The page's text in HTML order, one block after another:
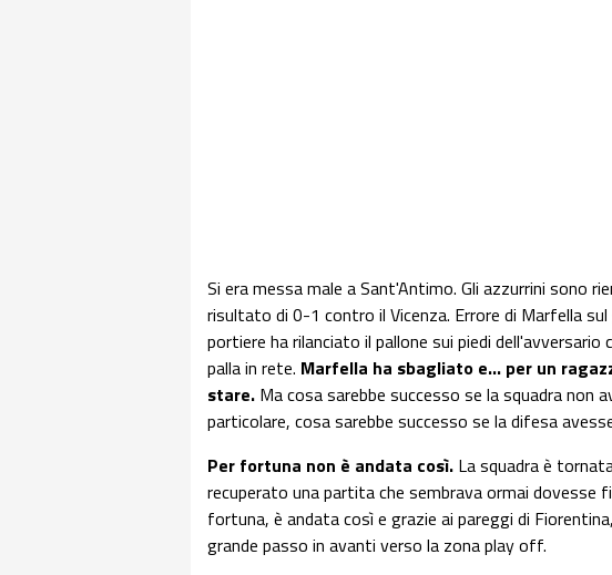
Si era messa male a Sant'Antimo. Gli azzurrini sono
risultato di 0-1 contro il Vicenza. Errore di Marfella sul
portiere ha rilanciato il pallone sui piedi
palla in rete. Marfella ha sbagliato e... per un
stare. Ma cosa sarebbe successo se la squadra non
particolare, cosa sarebbe successo se la difesa
Per fortuna non è andata così. La squadra è
recuperato una partita che sembrava ormai dovesse
fortuna, è andata così e grazie ai pareggi di
grande passo in avanti verso la zona play off.